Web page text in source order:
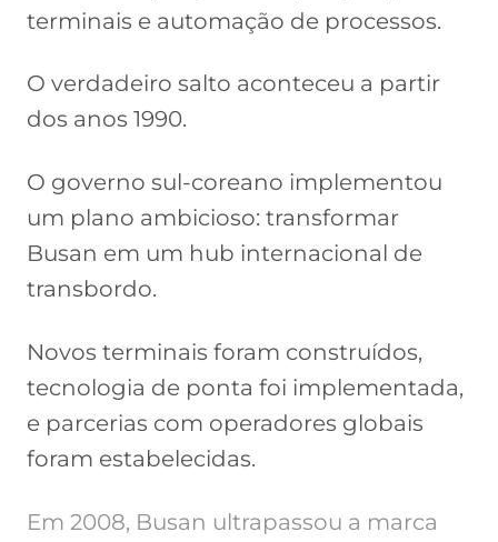
terminais e automação de processos.
O verdadeiro salto aconteceu a partir
dos anos 1990.
O governo sul-coreano implementou
um plano ambicioso: transformar
Busan em um hub internacional de
transbordo.
Novos terminais foram construídos,
tecnologia de ponta foi implementada,
e parcerias com operadores globais
foram estabelecidas.
Em 2008, Busan ultrapassou a marca